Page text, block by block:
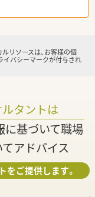
リソースは、お客様の個
イバシーマークが付与され
タントは
に基づいて職場
アドバイス
をご提供します。